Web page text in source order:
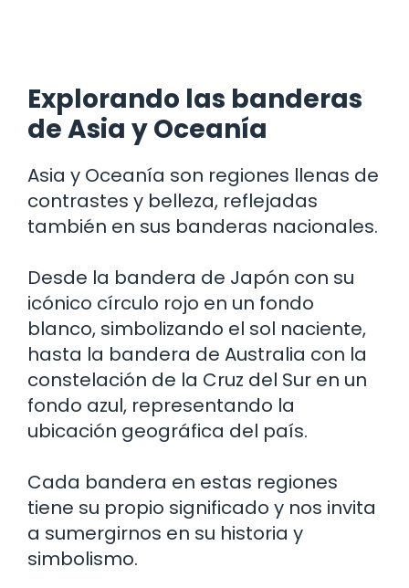
Explorando las banderas
de Asia y Oceanía
Asia y Oceanía son regiones llenas de
contrastes y belleza, reflejadas
también en sus banderas nacionales.
Desde la bandera de Japón con su
icónico círculo rojo en un fondo
blanco, simbolizando el sol naciente,
hasta la bandera de Australia con la
constelación de la Cruz del Sur en un
fondo azul, representando la
ubicación geográfica del país.
Cada bandera en estas regiones
tiene su propio significado y nos invita
a sumergirnos en su historia y
simbolismo.